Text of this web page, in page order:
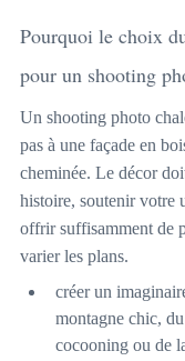
Pourquoi le choix
pour un shooting
Un shooting photo
pas à une façade en
cheminée. Le décor
histoire, soutenir votre
offrir suffisamment de
varier les plans.
créer un
montagne chic,
cocooning ou de